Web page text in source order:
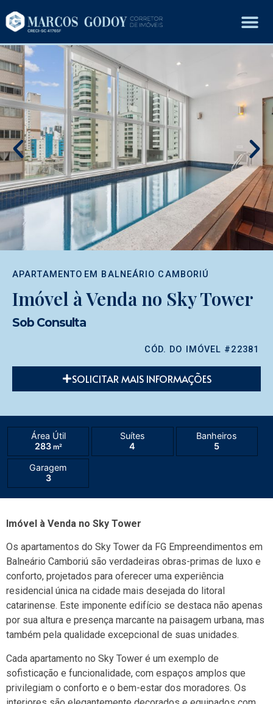
APARTAMENTO EM BALNEÁRIO CAMBORIÚ
Imóvel à Venda no Sky Tower
Sob Consulta
CÓD. DO IMÓVEL #22381
SOLICITAR MAIS INFORMAÇÕES
Área Útil
283m²
Suítes
4
Banheiros
5
Garagem
3
Imóvel à Venda no Sky Tower
Os apartamentos do Sky Tower da FG Empreendimentos em
Balneário Camboriú são verdadeiras obras-primas de luxo e
conforto, projetados para oferecer uma experiência
residencial única na cidade mais desejada do litoral
catarinense. Este imponente edifício se destaca não apenas
por sua altura e presença marcante na paisagem urbana, mas
também pela qualidade excepcional de suas unidades.
Cada apartamento no Sky Tower é um exemplo de
sofisticação e funcionalidade, com espaços amplos que
privilegiam o conforto e o bem-estar dos moradores. Os